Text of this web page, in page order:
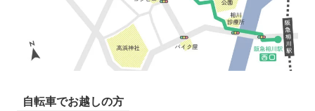
自転車でお越しの方